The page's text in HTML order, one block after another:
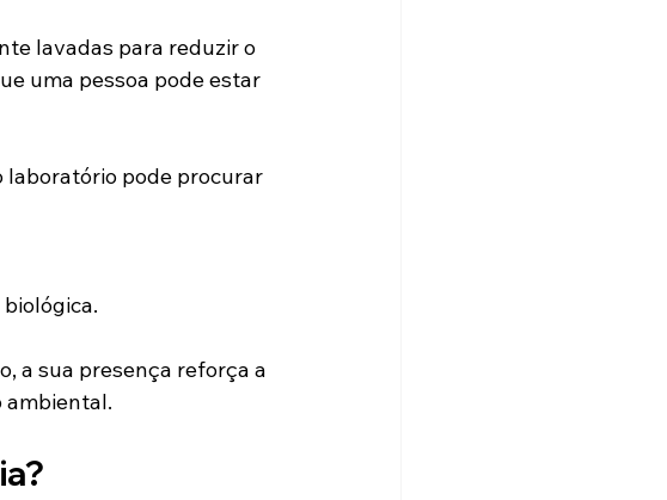
lavadas para reduzir o
uma pessoa pode estar
laboratório pode procurar
a sua presença reforça a
ambiental.